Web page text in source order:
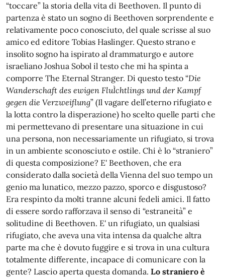
“toccare” la storia della vita di Beethoven. Il punto di
partenza è stato un sogno di Beethoven sorprendente e
relativamente poco conosciuto, del quale scrisse al suo
amico ed editore Tobias Haslinger. Questo strano e
insolito sogno ha ispirato al drammaturgo e autore
israeliano Joshua Sobol il testo che mi ha spinta a
comporre The Eternal Stranger. Di questo testo “Die
Wanderschaft des ewigen FluÌchtlings und der Kampf
gegen die Verzweiflung” (Il vagare dell’eterno rifugiato e
la lotta contro la disperazione) ho scelto quelle parti che
mi permettevano di presentare una situazione in cui
una persona, non necessariamente un rifugiato, si trova
in un ambiente sconosciuto e ostile. Chi è lo “straniero”
di questa composizione? E' Beethoven, che era
considerato dalla società della Vienna del suo tempo un
genio ma lunatico, mezzo pazzo, sporco e disgustoso?
Era respinto da molti tranne alcuni fedeli amici. Il fatto
di essere sordo rafforzava il senso di “estraneità” e
solitudine di Beethoven. E' un rifugiato, un qualsiasi
rifugiato, che aveva una vita intensa da qualche altra
parte ma che è dovuto fuggire e si trova in una cultura
totalmente differente, incapace di comunicare con la
gente? Lascio aperta questa domanda. Lo straniero è